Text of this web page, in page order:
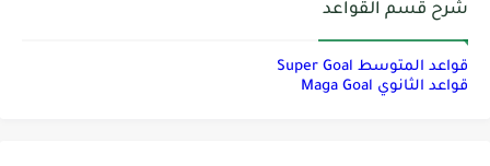
شرح قسم القواعد
قواعد المتوسط Super Goal
قواعد الثانوي Maga Goal